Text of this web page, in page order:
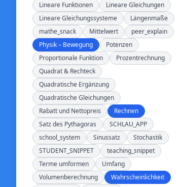
Lineare Funktionen
Lineare Gleichungen
Lineare Gleichungssysteme
Längenmaße
mathe_snack
Mittelwert
peer_explain
Physik – Bewegung
Potenzen
Proportionale Funktion
Prozentrechnung
Quadrat & Rechteck
Quadratische Ergänzung
Quadratische Gleichungen
Rabatt und Nettopreis
Rechnen
Satz des Pythagoras
SCHLAU_APP
school_system
Sinussatz
Stochastik
STUDENT_SNIPPET
teaching_snippet
Terme umformen
Umfang
Volumenberechnung
Wahrscheinlichkeit